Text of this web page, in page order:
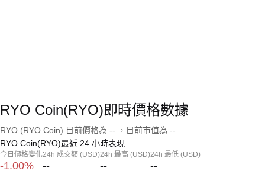
RYO Coin(RYO)即時價格數據
RYO (RYO Coin) 目前價格為 -- ，目前市值為 --
RYO Coin(RYO)最近 24 小時表現
今日價格變化
-1.00%
24h 成交額 (USD)
--
24h 最高 (USD)
--
24h 最低 (USD)
--